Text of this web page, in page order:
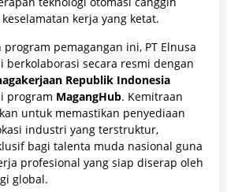
kerja yang ketat.
program pemagangan ini, PT Elnusa
berkolaborasi secara resmi dengan
Republik Indonesia
program MagangHub. Kemitraan
untuk memastikan penyediaan
industri yang terstruktur,
bagi talenta muda nasional guna
profesional yang siap diserap oleh
global.